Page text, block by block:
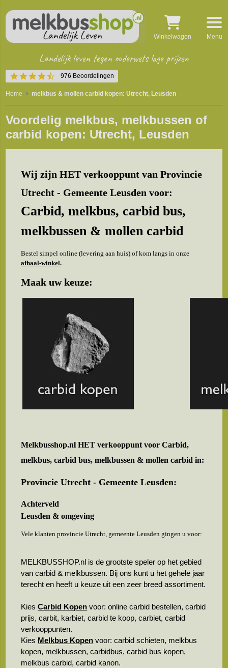
4.5
star
rating
976 Beoordelingen
Landelijk leven tegen ouderwets lage prijzen
Winkelwagen Menu
Home melkbus & mollen carbid kopen: Utrecht, Leusden
Voordelig melkbus, melkbussen of
carbid kopen: Utrecht, Leusden
Wij zijn HET verkooppunt van Provincie
Utrecht - Gemeente Leusden voor:
Carbid, melkbus, carbid bus,
melkbussen & mollen carbid
Bestel simpel online (levering aan huis) of kom langs in onze
afhaal-winkel.
Maak uw keuze:
Melkbusshop.nl HET verkooppunt voorCarbid,
melkbus, carbid bus, melkbussen & mollen carbid in:
Provincie Utrecht - Gemeente Leusden:
Achterveld
Leusden & omgeving
Vele klanten provincie Utrecht, gemeente Leusden gingen u voor:
MELKBUSSHOP.nl is de grootste speler op het gebied
van carbid & melkbussen. Bij ons kunt u het gehele jaar
terecht en heeft u keuze uit een zeer breed assortiment.
KiesCarbid Kopen voor: online carbid bestellen, carbid
prijs, carbit, karbiet, carbid te koop, carbiet, carbid
verkooppunten.
Kies Melkbus Kopen voor: carbid schieten, melkbus
kopen, melkbussen, carbidbus, carbid bus kopen,
melkbus carbid, carbid kanon.